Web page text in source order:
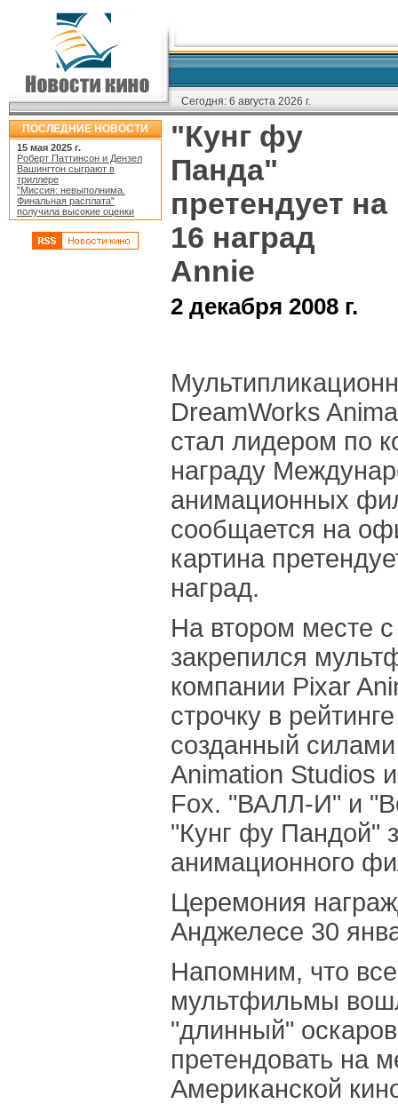
Сегодня: 6 августа 2026 г.
ПОСЛЕДНИЕ НОВОСТИ
15 мая 2025 г.
Роберт Паттинсон и Дензел
Вашингтон сыграют в
триллере
"Миссия: невыполнима.
Финальная расплата"
получила высокие оценки
"Кунг фу
Панда"
претендует на
16 наград
Annie
2 декабря 2008 г.
DreamWorks
стал лидером по
награду
анимационных
сообщается на
картина
наград.
На втором месте
закрепился
компании Pixar
строчку в
созданный
Animation Studios
Fox. "ВАЛЛ-И" и
"Кунг фу Пандой"
анимационного
Церемония
Анджелесе 30
Напомним, что
мультфильмы
"длинный"
претендовать на
Американской